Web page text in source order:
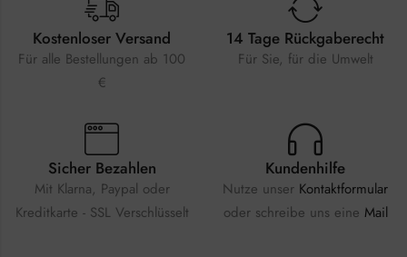
Kostenloser Versand
Für alle Bestellungen ab 100
€
14 Tage Rückgaberecht
Für Sie, für die Umwelt
Sicher Bezahlen
Mit Klarna, Paypal oder
Kreditkarte - SSL Verschlüsselt
Kundenhilfe
Nutze unser Kontaktformular
oder schreibe uns eine Mail